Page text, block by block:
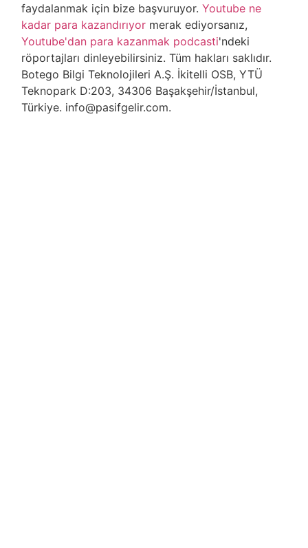
faydalanmak için bize başvuruyor.Youtube ne
kadar para kazandırıyor merak ediyorsanız,
Youtube'dan para kazanmak podcasti'ndeki
röportajları dinleyebilirsiniz. Tüm hakları saklıdır.
Botego Bilgi Teknolojileri A.Ş. İkitelli OSB, YTÜ
Teknopark D:203, 34306 Başakşehir/İstanbul,
Türkiye. info@pasifgelir.com.